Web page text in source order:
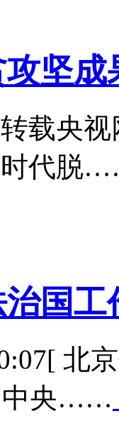
坚成
载央
时代脱
国
北
中央……